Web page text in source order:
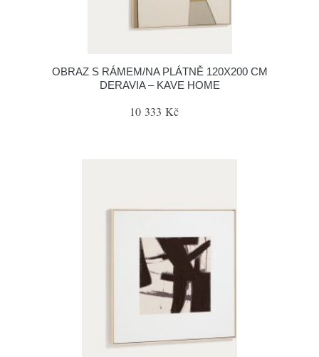
OBRAZ S RÁMEM/NA PLÁTNĚ 120X200 CM
DERAVIA – KAVE HOME
10 333 Kč